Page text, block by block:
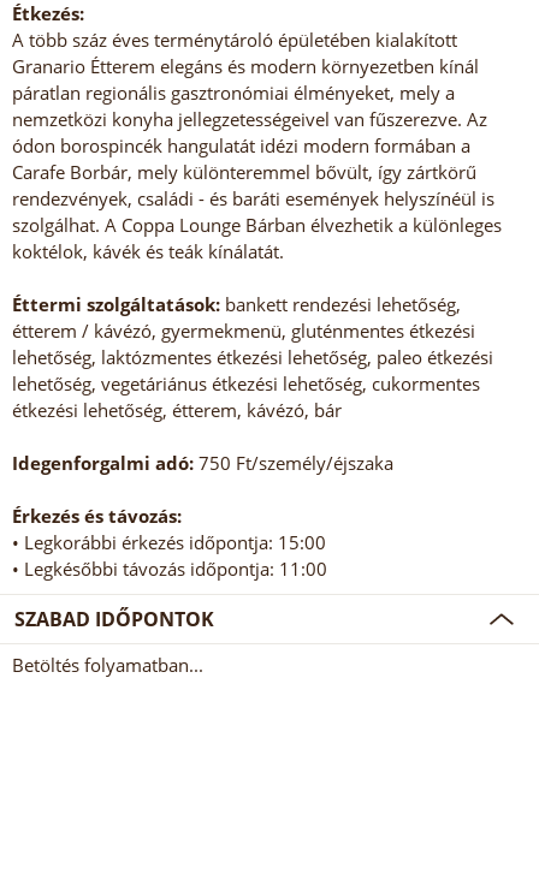
Étkezés:
A több száz éves terménytároló épületében kialakított
Granario Étterem elegáns és modern környezetben kínál
páratlan regionális gasztronómiai élményeket, mely a
nemzetközi konyha jellegzetességeivel van fűszerezve. Az
ódon borospincék hangulatát idézi modern formában a
Carafe Borbár, mely különteremmel bővült, így zártkörű
rendezvények, családi - és baráti események helyszínéül is
szolgálhat. A Coppa Lounge Bárban élvezhetik a különleges
koktélok, kávék és teák kínálatát.
Éttermi szolgáltatások: bankett rendezési lehetőség,
étterem / kávézó, gyermekmenü, gluténmentes étkezési
lehetőség, laktózmentes étkezési lehetőség, paleo étkezési
lehetőség, vegetáriánus étkezési lehetőség, cukormentes
étkezési lehetőség, étterem, kávézó, bár
Idegenforgalmi adó: 750 Ft/személy/éjszaka
Érkezés és távozás:
• Legkorábbi érkezés időpontja: 15:00
• Legkésőbbi távozás időpontja: 11:00
SZABAD IDŐPONTOK
Betöltés folyamatban...